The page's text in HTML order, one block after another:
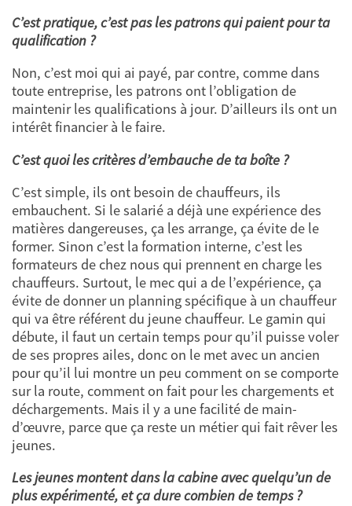
C’est pratique, c’est pas les patrons qui paient pour ta
qualification ?
Non, c’est moi qui ai payé, par contre, comme dans
toute entreprise, les patrons ont l’obligation de
maintenir les qualifications à jour. D’ailleurs ils ont un
intérêt financier à le faire.
C’est quoi les critères d’embauche de ta boîte ?
C’est simple, ils ont besoin de chauffeurs, ils
embauchent. Si le salarié a déjà une expérience des
matières dangereuses, ça les arrange, ça évite de le
former. Sinon c’est la formation interne, c’est les
formateurs de chez nous qui prennent en charge les
chauffeurs. Surtout, le mec qui a de l’expérience, ça
évite de donner un planning spécifique à un chauffeur
qui va être référent du jeune chauffeur. Le gamin qui
débute, il faut un certain temps pour qu’il puisse voler
de ses propres ailes, donc on le met avec un ancien
pour qu’il lui montre un peu comment on se comporte
sur la route, comment on fait pour les chargements et
déchargements. Mais il y a une facilité de main-
d’œuvre, parce que ça reste un métier qui fait rêver les
jeunes.
Les jeunes montent dans la cabine avec quelqu’un de
plus expérimenté, et ça dure combien de temps ?